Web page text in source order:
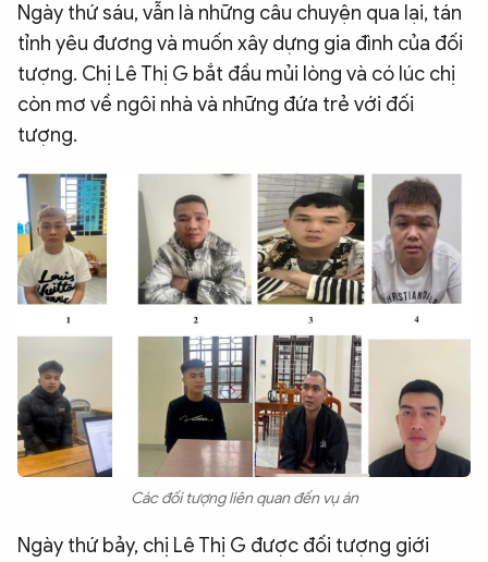
Ngày thứ sáu, vẫn là những câu chuyện qua lại, tán
tỉnh yêu đương và muốn xây dựng gia đình của đối
tượng. Chị Lê Thị G bắt đầu mủi lòng và có lúc chị
còn mơ về ngôi nhà và những đứa trẻ với đối
tượng.
Các đối tượng liên quan đến vụ án
Ngày thứ bảy, chị Lê Thị G được đối tượng giới